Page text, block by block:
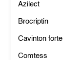
Azilect
Brocriptin
Cavinton forte
Comtess